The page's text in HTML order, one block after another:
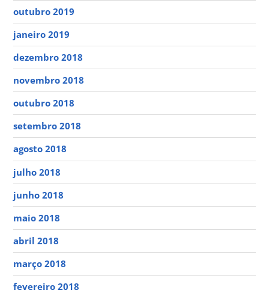
outubro 2019
janeiro 2019
dezembro 2018
novembro 2018
outubro 2018
setembro 2018
agosto 2018
julho 2018
junho 2018
maio 2018
abril 2018
março 2018
fevereiro 2018